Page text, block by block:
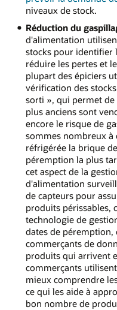
niveaux de stock.
Réduction du
d'alimentation
stocks pour identifier
réduire les pertes et
plupart des épiciers
vérification des
sorti », qui permet de
plus anciens sont
encore le risque de
sommes nombreux à
réfrigérée la brique
péremption la plus
cet aspect de la
d'alimentation
de capteurs pour
produits périssables,
technologie de
dates de péremption,
commerçants de
produits qui arrivent
commerçants
mieux comprendre
ce qui les aide à
bon nombre de